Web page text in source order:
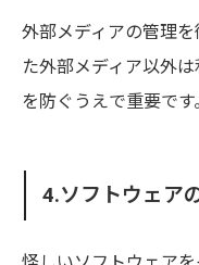
外部メディアの管理
た外部メディア以外
を防ぐうえで重要です
4.ソフトウェア